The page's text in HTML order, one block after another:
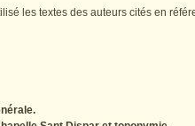
les textes des auteurs cités en